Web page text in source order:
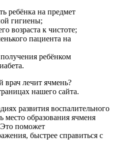
ребёнка на предмет
гигиены;
возраста к чистоте;
пациента на
ребёнком
врач лечит ячмень?
нашего сайта.
развития воспалительного
место образования ячменя
поможет
быстрее справиться с